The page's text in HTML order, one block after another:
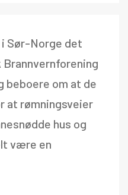
i Sør-Norge det
beboere om at de
at rømningsveier
hus og
være en